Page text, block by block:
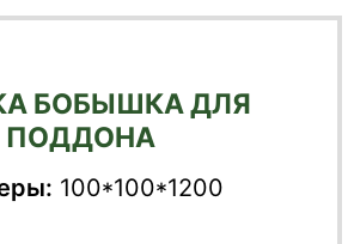
БОБЫШКА ДЛЯ
ПОДДОНА
100*100*1200